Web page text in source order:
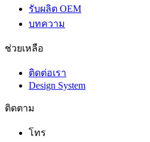
รับผลิต OEM
บทความ
ช่วยเหลือ
ติดต่อเรา
Design System
ติดตาม
โทร